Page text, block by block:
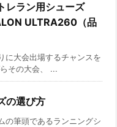
レラン用シューズ
ULTRA260（品
に大会出場するチャンスを
その大会、 ...
の選び方
の筆頭であるランニングシ